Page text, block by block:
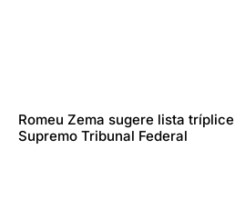
Romeu Zema sugere lista
Supremo Tribunal Federal